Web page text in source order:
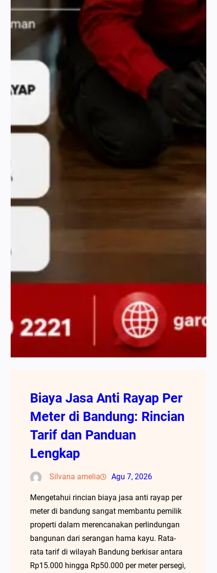
Biaya Jasa Anti Rayap Per
Meter di Bandung: Rincian
Tarif dan Panduan
Lengkap
Silvana amelia Agu 7, 2026
Mengetahui rincian biaya jasa anti rayap per
meter di bandung sangat membantu pemilik
properti dalam merencanakan perlindungan
bangunan dari serangan hama kayu. Rata-
rata tarif di wilayah Bandung berkisar antara
Rp15.000 hingga Rp50.000 per meter persegi,